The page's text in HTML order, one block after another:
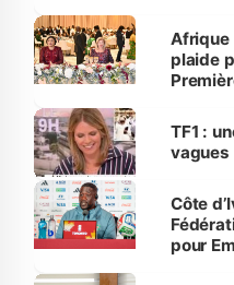
Afrique
plaide
sur la
TF1 :
vagues
Côte
pour